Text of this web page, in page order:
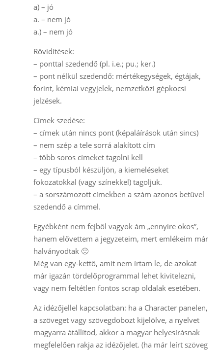
a) – jó
a. – nem jó
a.) – nem jó
Rövidítések:
– ponttal szedendő (pl. i.e.; pu.; ker.)
– pont nélkül szedendő: mértékegységek, égtájak,
forint, kémiai vegyjelek, nemzetközi gépkocsi
jelzések.
Címek szedése:
– címek után nincs pont (képaláírások után sincs)
– nem szép a tele sorrá alakított cím
– több soros címeket tagolni kell
– egy típusból készüljön, a kiemeléseket
fokozatokkal (vagy színekkel) tagoljuk.
– a sorszámozott címekben a szám azonos betűvel
szedendő a címmel.
Egyébként nem fejből vagyok ám „ennyire okos”,
hanem elővettem a jegyzeteim, mert emlékeim már
halványodtak 🙂
Még van egy-kettő, amit nem írtam le, de azokat
már igazán tördelőprogrammal lehet kivitelezni,
vagy nem feltétlen fontos scrap oldalak esetében.
Az idézőjellel kapcsolatban: ha a Character panelen,
a szöveget vagy szövegdobozt kijelölve, a nyelvet
magyarra átállítod, akkor a magyar helyesírásnak
megfelelően rakja az idézőjelet. (ha már leírt szöveg